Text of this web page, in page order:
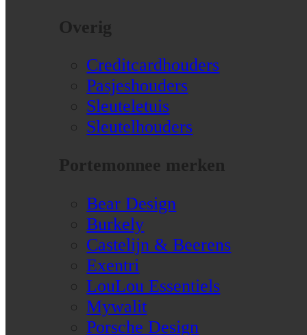
Overig
Creditcardhouders
Pasjeshouders
Sleuteletuis
Sleutelhouders
Portemonnee merken
Bear Design
Burkely
Castelijn & Beerens
Exentri
LouLou Essentiels
Mywalit
Porsche Design